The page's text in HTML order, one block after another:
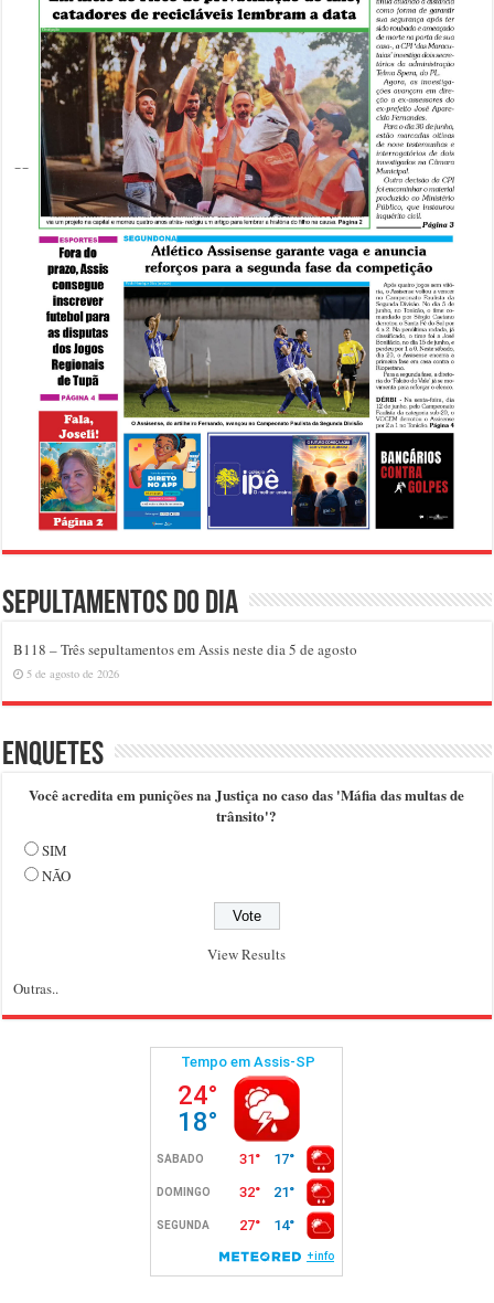
Sepultamentos do dia
B118 – Três sepultamentos em Assis neste dia 5 de agosto
5 de agosto de 2026
Enquetes
Você acredita em punições na Justiça no caso das 'Máfia das multas de
trânsito'?
SIM
NÃO
View Results
Outras..